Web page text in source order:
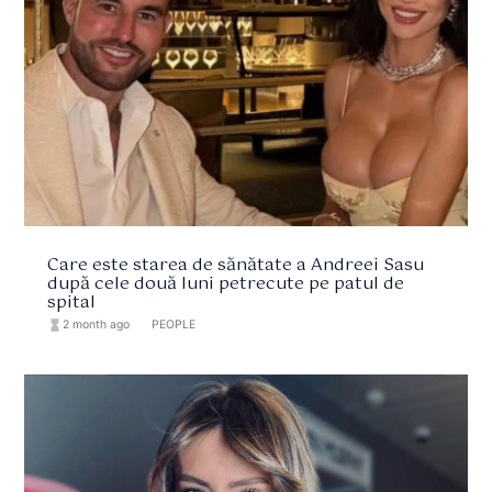
Care este starea de sănătate a Andreei Sasu
după cele două luni petrecute pe patul de
spital
hourglass_full 2 month ago PEOPLE